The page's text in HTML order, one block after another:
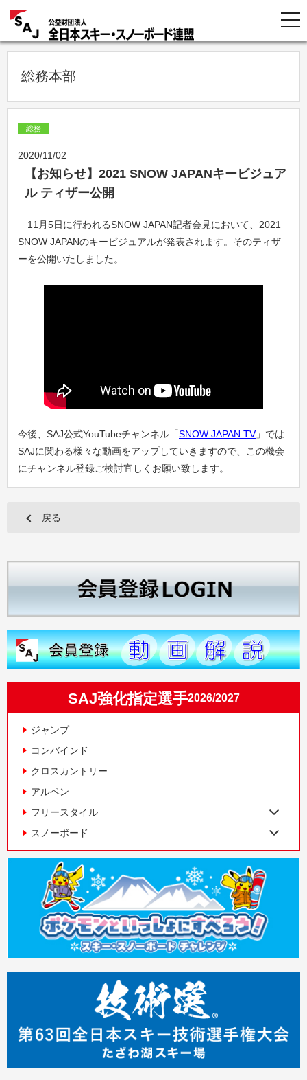
総務本部
総務
2020/11/02
【お知らせ】2021 SNOW JAPANキービジュア
ル ティザー公開
11月5日に行われるSNOW JAPAN記者会見において、2021
SNOW JAPANのキービジュアルが発表されます。そのティザ
ーを公開いたしました。
今後、SAJ公式YouTubeチャンネル「SNOW JAPAN TV」では
SAJに関わる様々な動画をアップしていきますので、この機会
にチャンネル登録ご検討宜しくお願い致します。
戻る
SAJ強化指定選手2026/2027
ジャンプ
コンバインド
クロスカントリー
アルペン
フリースタイル
スノーボード